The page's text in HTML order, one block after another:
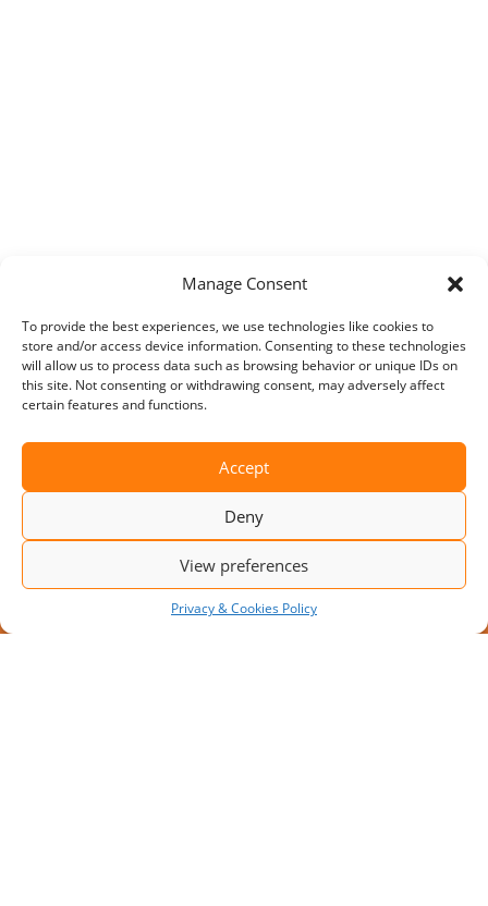
Manage Consent
To provide the best experiences, we use technologies like cookies to
store and/or access device information. Consenting to these technologies
will allow us to process data such as browsing behavior or unique IDs on
this site. Not consenting or withdrawing consent, may adversely affect
certain features and functions.
Accept
Deny
View preferences
Privacy & Cookies Policy